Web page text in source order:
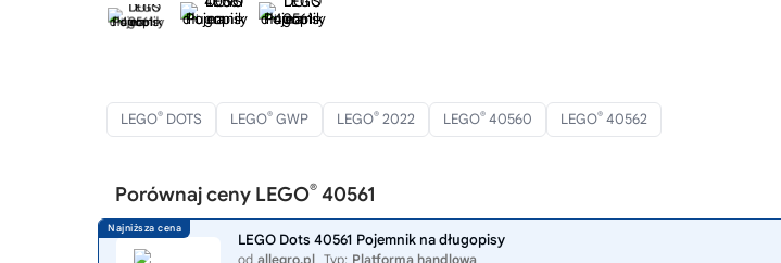
LEGO® DOTS LEGO® GWP LEGO® 2022 LEGO® 40560 LEGO® 40562
Porównaj ceny LEGO® 40561
LEGO Dots 40561 Pojemnik na długopisy
od allegro.pl Typ: Platforma handlowa